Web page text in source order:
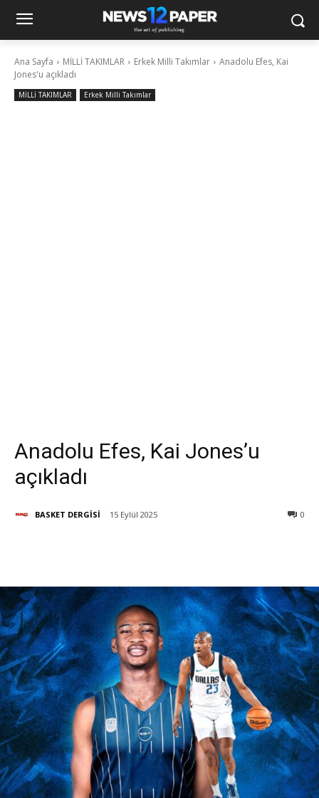
Ana Sayfa MİLLİ TAKIMLAR Erkek Milli Takımlar
Anadolu Efes, Kai
Jones'u açıkladı
MİLLİ TAKIMLAR Erkek Milli Takımlar
Anadolu Efes, Kai Jones’u
açıkladı
BASKET DERGİSİ 15 Eylül 2025 0